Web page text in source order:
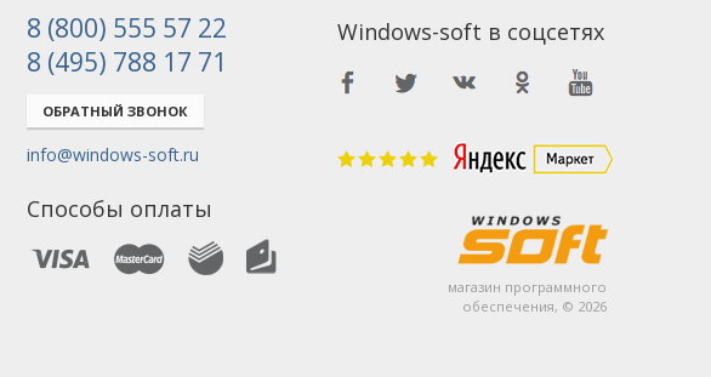
8 (800) 555 57 22
8 (495) 788 17 71
ОБРАТНЫЙ ЗВОНОК
info@windows-soft.ru
Windows-soft в соцсетях
Способы оплаты
магазин программного
обеспечения, © 2026